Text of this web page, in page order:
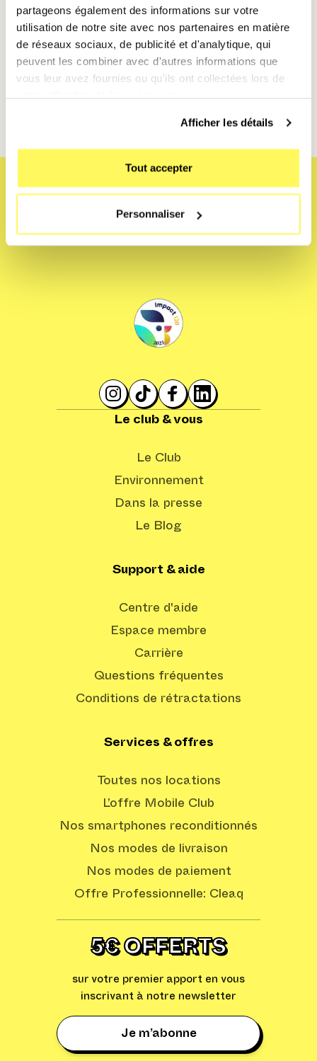
partageons également des informations sur votre
utilisation de notre site avec nos partenaires en matière
de réseaux sociaux, de publicité et d'analytique, qui
peuvent les combiner avec d'autres informations que
vous leur avez fournies ou qu'ils ont collectées lors de
Afficher les détails
Tout accepter
Personnaliser
🚀 Un smartphone prêt à voyager avec toi
Explore toutes les fonctionnalités du Google Pixel
Pro 10 avec la location Mobile Club, dès
Le club & vous
Le Club
Environnement
Dans la presse
Le Blog
Support & aide
Centre d'aide
Espace membre
Carrière
Questions fréquentes
Conditions de rétractations
Services & offres
Toutes nos locations
L’offre Mobile Club
Nos smartphones reconditionnés
Nos modes de livraison
Nos modes de paiement
Offre Professionnelle: Cleaq
5€ OFFERTS
sur votre premier apport en vous
inscrivant à notre newsletter
Je m’abonne